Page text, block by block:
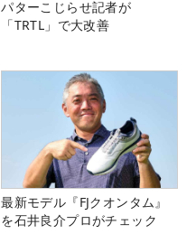
パターこじらせ記者が
「TRTL」で大改善
最新モデル『FJクオンタム』
を石井良介プロがチェック